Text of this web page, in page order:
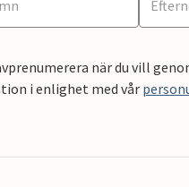
när du vill
i enlighet med vår